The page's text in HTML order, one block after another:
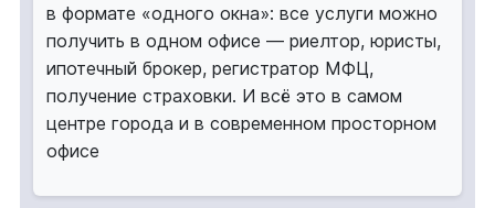
в формате «одного окна»: все услуги можно
получить в одном офисе — риелтор, юристы,
ипотечный брокер, регистратор МФЦ,
получение страховки. И всё это в самом
центре города и в современном просторном
офисе